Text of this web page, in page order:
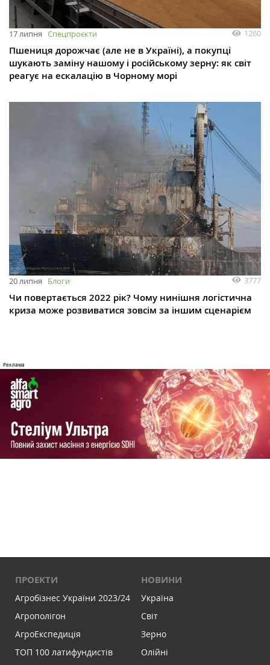
17 липня Спецпроєкти 1260
Пшениця дорожчає (але не в Україні), а покупці
шукають заміну нашому і російському зерну: як світ
реагує на ескалацію в Чорному морі
20 липня Блоги 3777
Чи повертається 2022 рік? Чому нинішня логістична
криза може розвиватися зовсім за іншим сценарієм
ПРОЕКТИ
Агробізнес України 2023/24
Агрополігон
АгроЕкспедиція
ТОП 100 латифундистів
НОВИНИ
Україна
Світ
Зерно
Олійні